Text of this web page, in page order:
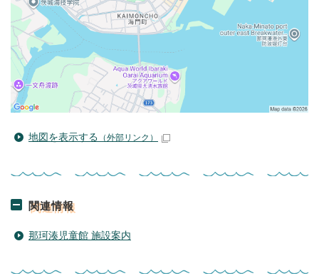
地図を表示する （外部リンク）
関連情報
那珂湊児童館 施設案内